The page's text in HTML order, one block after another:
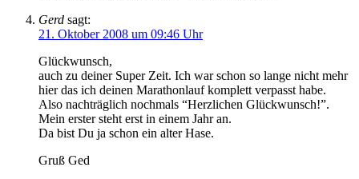
Gerd sagt:
21. Oktober 2008 um 09:46 Uhr
Glückwunsch,
auch zu deiner Super Zeit. Ich war schon so lange nicht mehr
hier das ich deinen Marathonlauf komplett verpasst habe.
Also nachträglich nochmals “Herzlichen Glückwunsch!”.
Mein erster steht erst in einem Jahr an.
Da bist Du ja schon ein alter Hase.
Gruß Ged